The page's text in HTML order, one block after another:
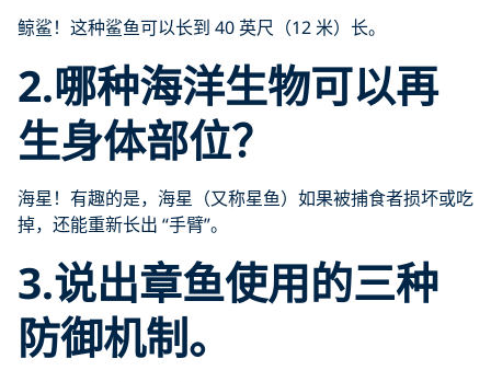
鲸鲨！这种鲨鱼可以长到 40 英尺（12 米）长。
2.哪种海洋生物可以再
生身体部位？
海星！有趣的是，海星（又称星鱼）如果被捕食者损坏或吃
掉，还能重新长出 “手臂”。
3.说出章鱼使用的三种
防御机制。